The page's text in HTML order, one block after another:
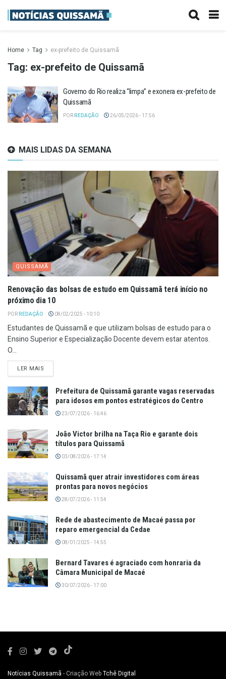
Home Tag ex-prefeito de Quissamã
Tag: ex-prefeito de Quissamã
Governo do Rio realiza “limpa” e exonera ex-prefeito de
Quissamã
POR REDAÇÃO 26/05/2026 - 17:56
MAIS LIDAS DA SEMANA
QUISSAMÃ
Renovação das bolsas de estudo em Quissamã terá início no
próximo dia 10
POR REDAÇÃO 08/02/2025 - 10:10
Estudantes de Quissamã e que utilizam bolsas de estudo para o
Ensino Superior e Especialização Docente devem estar atentos.
O...
LER MAIS
Prefeitura de Quissamã garante vagas reservadas
para idosos em pontos estratégicos do Centro
23/07/2026 - 16:46
João Victor brilha na Taça Rio e garante dois
títulos para Quissamã
03/08/2026 - 17:14
Quissamã quer atrair investidores com áreas
prontas para novos negócios
28/07/2026 - 11:54
Rede de abastecimento de Macaé passa por
reparo emergencial da Cedae
08/01/2025 - 14:55
Bernard Tavares é agraciado com honraria da
Câmara Municipal de Macaé
30/07/2026 - 17:00
Notícias Quissamã - Criação Web Tchê Digital